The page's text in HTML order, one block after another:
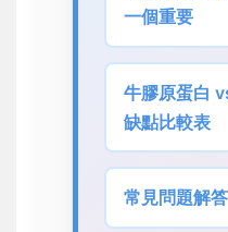
一個重要
牛膠原蛋白
缺點比較表
常見問題解